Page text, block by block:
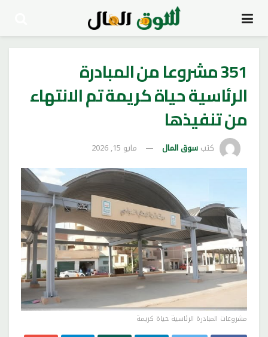
351 مشروعا من المبادرة
الرئاسية حياة كريمة تم الانتهاء
من تنفيذها
كتب سوق المال مايو 15, 2026
مشروعات المبادرة الرئاسية حياة كريمة